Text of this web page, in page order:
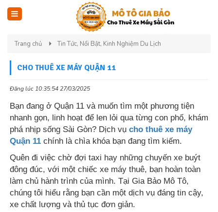
Trang chủ Tin Tức, Nổi Bật, Kinh Nghiệm Du Lịch
CHO THUÊ XE MÁY QUẬN 11
Đăng lúc 10:35:54 27/03/2025
Bạn đang ở Quận 11 và muốn tìm một phương tiện
nhanh gọn, linh hoạt để len lỏi qua từng con phố, khám
phá nhịp sống Sài Gòn? Dịch vụ cho thuê xe máy
Quận 11 chính là chìa khóa bạn đang tìm kiếm.
Quên đi việc chờ đợi taxi hay những chuyến xe buýt
đông đúc, với một chiếc xe máy thuê, bạn hoàn toàn
làm chủ hành trình của mình. Tại Gia Bảo Mô Tô,
chúng tôi hiểu rằng bạn cần một dịch vụ đáng tin cậy,
xe chất lượng và thủ tục đơn giản.